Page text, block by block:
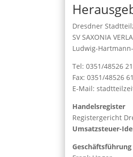
Dresdner
SV SAXONIA
Ludwig-
Tel: 0351/48526 21
Fax: 0351/48526 61
E-Mail:
Handelsregister
Registergericht
Umsatzsteuer-